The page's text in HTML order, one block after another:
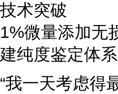
技术突破
1%微量添加无
建纯度鉴定体系
“我一天考虑得